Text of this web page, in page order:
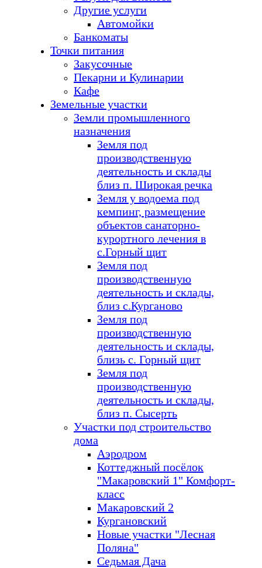
Другие услуги
Автомойки
Банкоматы
Точки питания
Закусочные
Пекарни и Кулинарии
Кафе
Земельные участки
Земли промышленного
назначения
Земля под
производственную
деятельность и склады
близ п. Широкая речка
Земля у водоема под
кемпинг, размещение
объектов санаторно-
курортного лечения в
с.Горный щит
Земля под
производственную
деятельность и склады,
близ с.Курганово
Земля под
производственную
деятельность и склады,
близь с. Горный щит
Земля под
производственную
деятельность и склады,
близ п. Сысерть
Участки под строительство
дома
Аэродром
Коттеджный посёлок
"Макаровский 1" Комфорт-
класс
Макаровский 2
Кургановский
Новые участки "Лесная
Поляна"
Седьмая Дача